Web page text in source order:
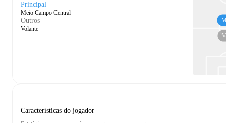
Principal
Meio Campo Central
Outros
Volante
Características do jogador